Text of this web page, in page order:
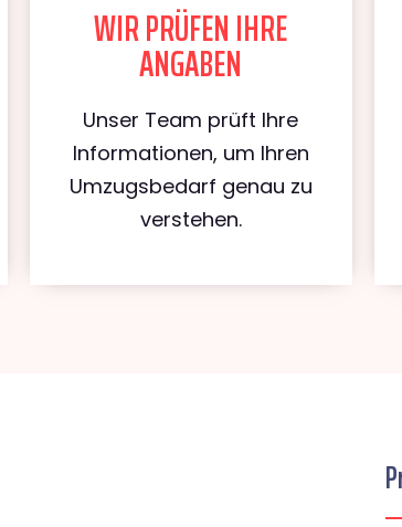
WIR PRÜFEN IHRE
ANGABEN
Unser Team prüft Ihre
Informationen, um Ihren
Umzugsbedarf genau zu
verstehen.